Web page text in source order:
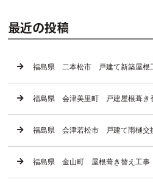
最近の投稿
福島県 二本松市 戸建て新築屋根
福島県 会津美里町 戸建屋根葺き
福島県 会津若松市 戸建て雨樋交
福島県 金山町 屋根葺き替え工事